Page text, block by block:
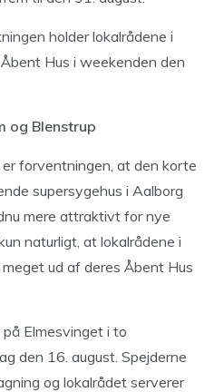
holder lokalrådene i
Hus i weekenden den
og Blenstrup
forventningen, at den korte
supersygehus i Aalborg
mere attraktivt for nye
naturligt, at lokalrådene i
ud af deres Åbent Hus
Elmesvinget i to
den 16. august. Spejderne
og lokalrådet serverer